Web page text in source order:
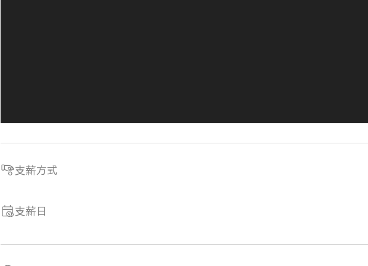
支薪方式
支薪日